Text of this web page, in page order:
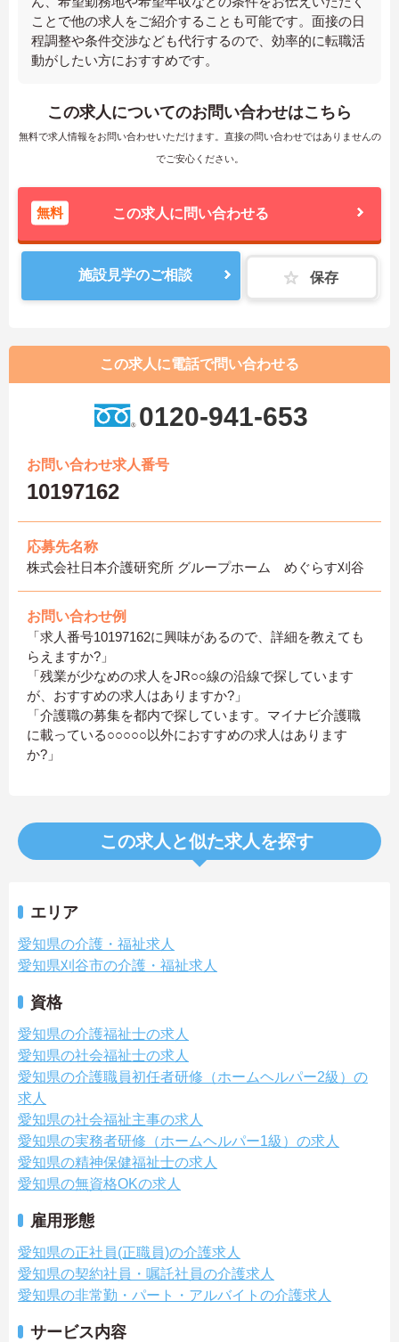
ことで他の求人をご紹介することも可能です。面接の日
程調整や条件交渉なども代行するので、効率的に転職活
動がしたい方におすすめです。
この求人についてのお問い合わせはこちら
無料で求人情報をお問い合わせいただけます。直接の問い合わせではありませんの
でご安心ください。
無料 この求人に問い合わせる
施設見学のご相談 保存
この求人に電話で問い合わせる
0120-941-653
お問い合わせ求人番号
10197162
応募先名称
株式会社日本介護研究所 グループホーム めぐらす刈谷
お問い合わせ例
「求人番号10197162に興味があるので、詳細を教えても
らえますか?」
「残業が少なめの求人をJR○○線の沿線で探しています
が、おすすめの求人はありますか?」
「介護職の募集を都内で探しています。マイナビ介護職
に載っている○○○○○以外におすすめの求人はあります
か?」
この求人と似た求人を探す
エリア
愛知県の介護・福祉求人
愛知県刈谷市の介護・福祉求人
資格
愛知県の介護福祉士の求人
愛知県の社会福祉士の求人
愛知県の介護職員初任者研修（ホームヘルパー2級）の
求人
愛知県の社会福祉主事の求人
愛知県の実務者研修（ホームヘルパー1級）の求人
愛知県の精神保健福祉士の求人
愛知県の無資格OKの求人
雇用形態
愛知県の正社員(正職員)の介護求人
愛知県の契約社員・嘱託社員の介護求人
愛知県の非常勤・パート・アルバイトの介護求人
サービス内容